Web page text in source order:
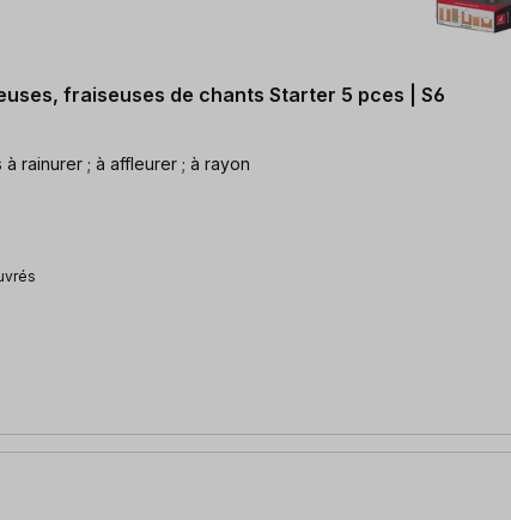
fraiseuses de chants Starter 5 pces | S6
rainurer ; à affleurer ; à rayon